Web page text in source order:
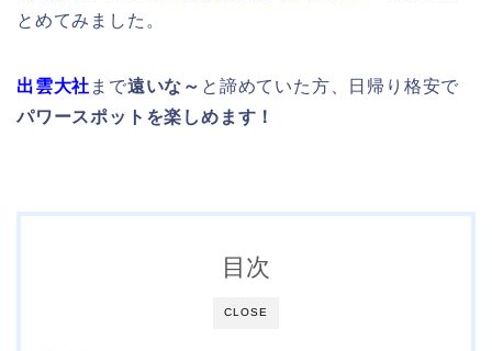
とめてみました。
出雲大社 まで遠いな～ と諦めていた方、日帰り格安で
パワースポットを楽しめます！
CLOSE
目次